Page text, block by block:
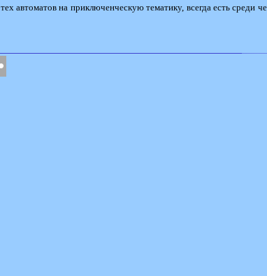
автоматов на приключенческую тематику, всегда есть среди